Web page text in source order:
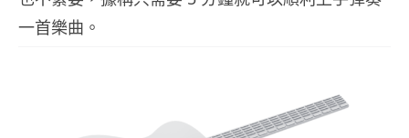
一首樂曲。